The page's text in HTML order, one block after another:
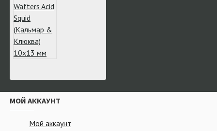
МОЙ АККАУНТ
Мой аккаунт